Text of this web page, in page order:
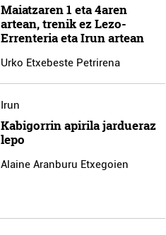
Maiatzaren 1 eta 4aren
artean, trenik ez Lezo-
Errenteria eta Irun artean
Urko Etxebeste Petrirena
Irun
Kabigorrin apirila jardueraz
lepo
Alaine Aranburu Etxegoien